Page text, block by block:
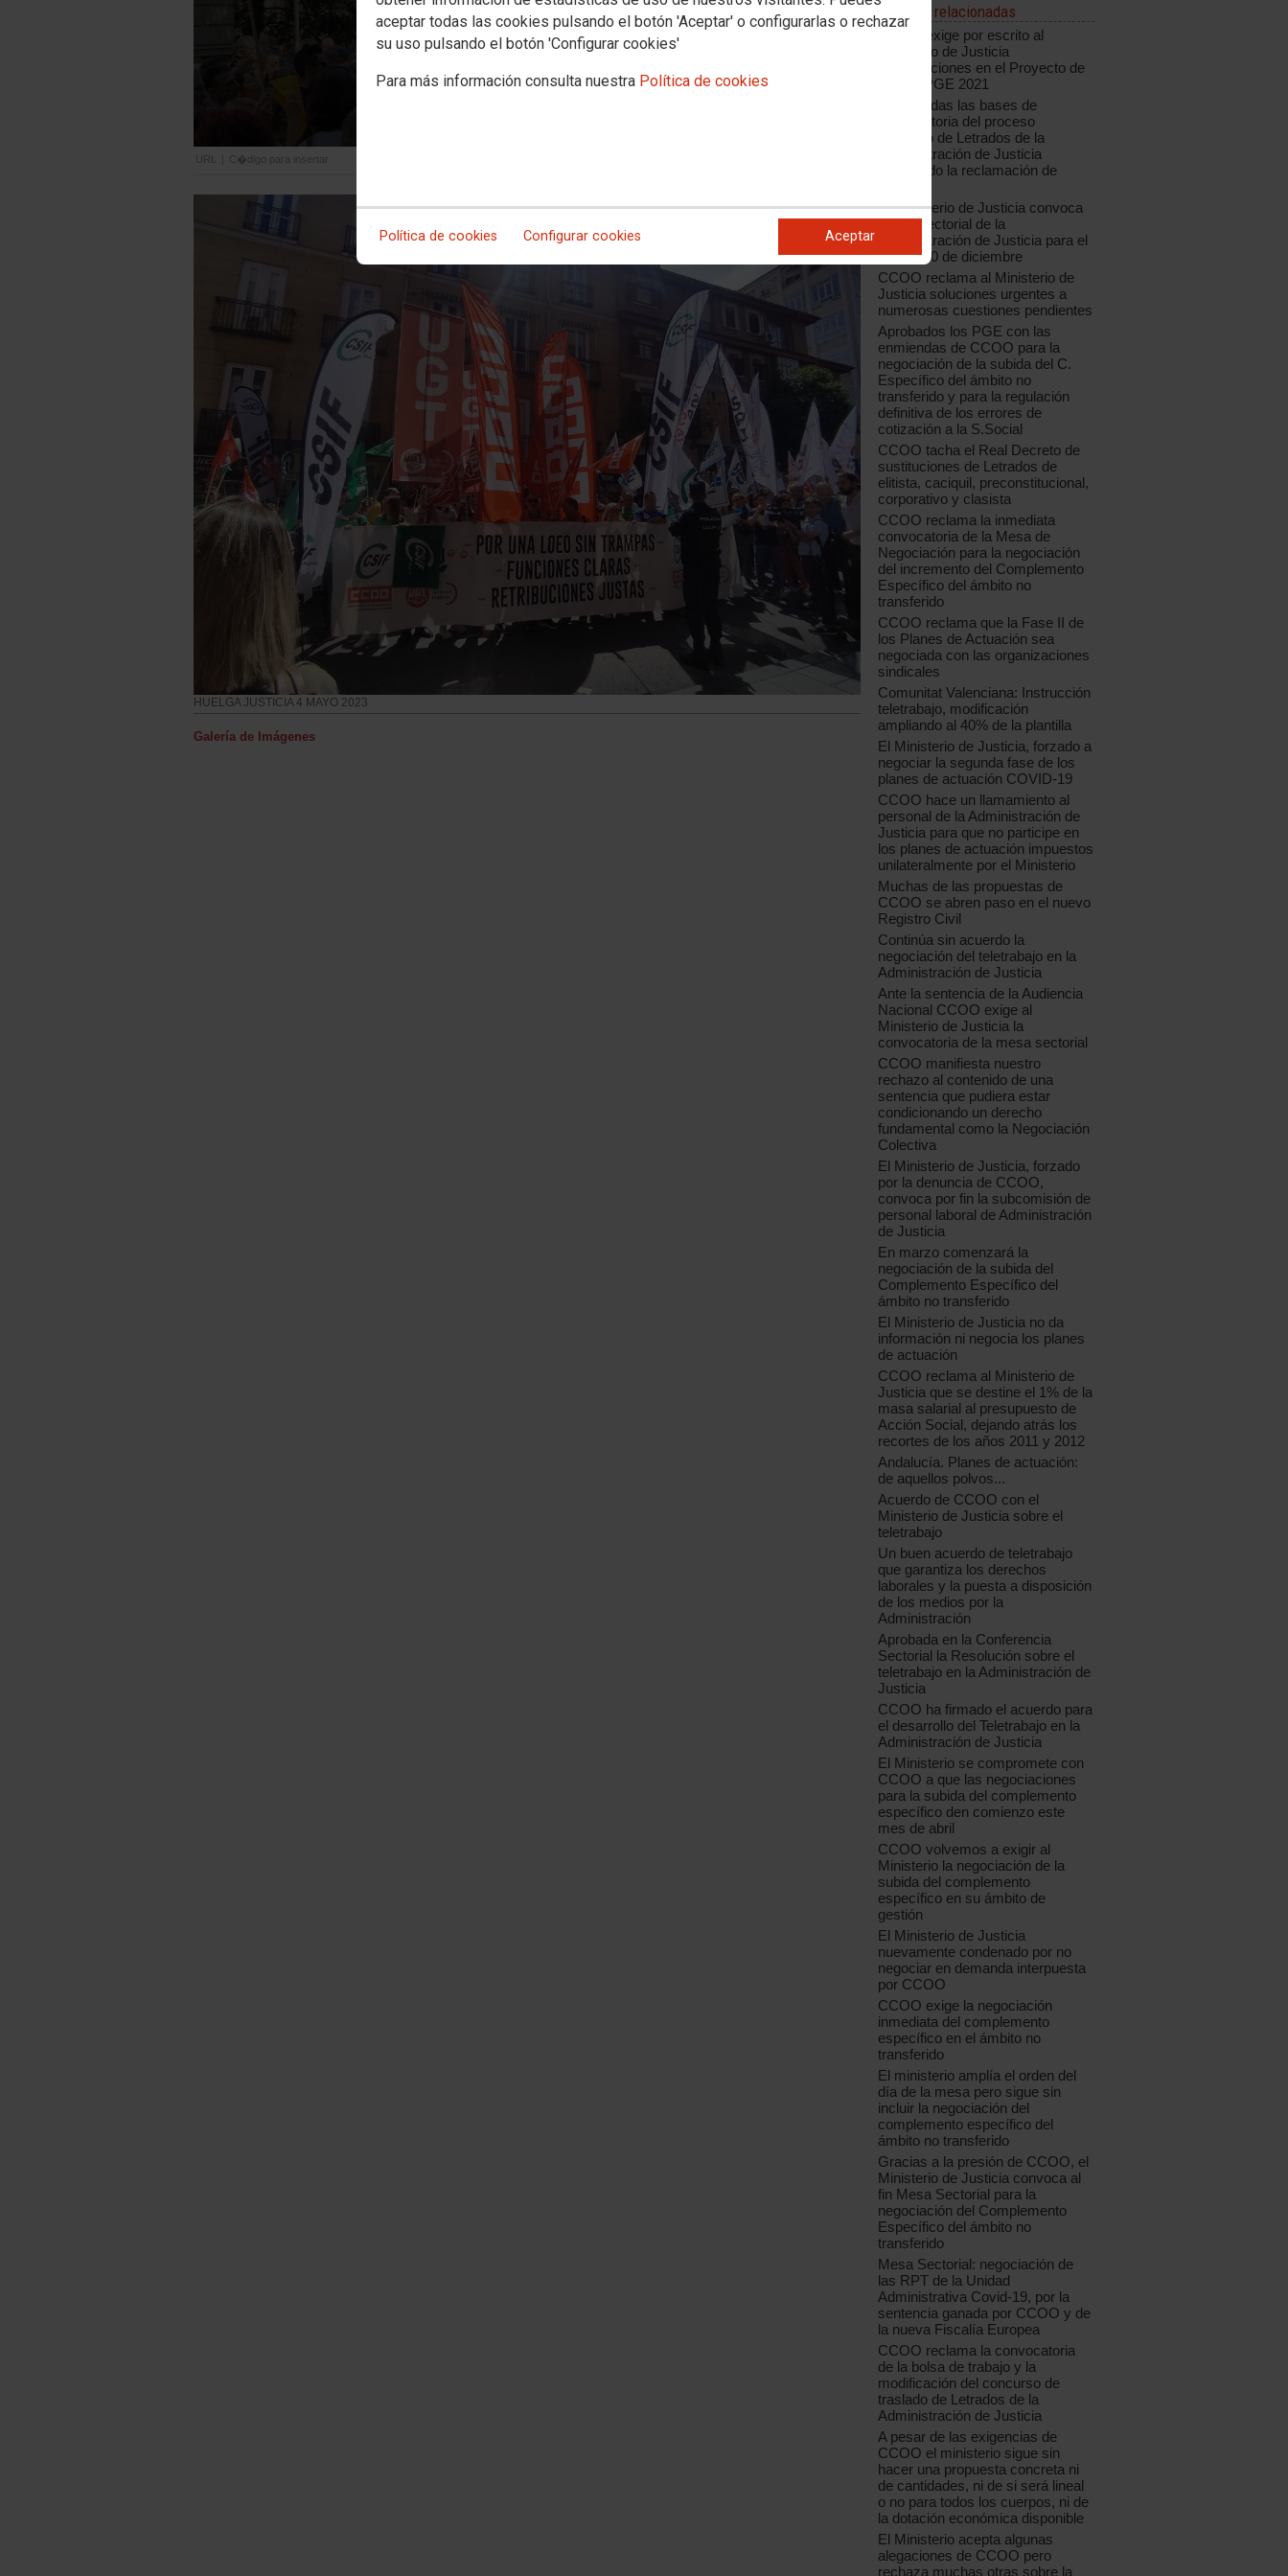
aceptar todas las cookies pulsando el botón 'Aceptar' o configurarlas o rechazar
su uso pulsando el botón 'Configurar cookies'
Para más información consulta nuestra Política de cookies
Política de cookies Configurar cookies Aceptar
URL C�digo para insertar
HUELGA JUSTICIA 4 MAYO 2023
Galería de Imágenes
Noticias relacionadas
CCOO exige por escrito al
Ministerio de Justicia
modificaciones en el Proyecto de
Ley de PGE 2021
Modificadas las bases de
convocatoria del proceso
selectivo de Letrados de la
Administración de Justicia
aceptando la reclamación de
El Ministerio de Justicia convoca
Mesa Sectorial de la
Administración de Justicia para el
jueves 10 de diciembre
CCOO reclama al Ministerio de
Justicia soluciones urgentes a
numerosas cuestiones pendientes
Aprobados los PGE con las
enmiendas de CCOO para la
negociación de la subida del C.
Específico del ámbito no
transferido y para la regulación
definitiva de los errores de
cotización a la S.Social
CCOO tacha el Real Decreto de
sustituciones de Letrados de
elitista, caciquil, preconstitucional,
corporativo y clasista
CCOO reclama la inmediata
convocatoria de la Mesa de
Negociación para la negociación
del incremento del Complemento
Específico del ámbito no
transferido
CCOO reclama que la Fase II de
los Planes de Actuación sea
negociada con las organizaciones
sindicales
Comunitat Valenciana: Instrucción
teletrabajo, modificación
ampliando al 40% de la plantilla
El Ministerio de Justicia, forzado a
negociar la segunda fase de los
planes de actuación COVID-19
CCOO hace un llamamiento al
personal de la Administración de
Justicia para que no participe en
los planes de actuación impuestos
unilateralmente por el Ministerio
Muchas de las propuestas de
CCOO se abren paso en el nuevo
Registro Civil
Continúa sin acuerdo la
negociación del teletrabajo en la
Administración de Justicia
Ante la sentencia de la Audiencia
Nacional CCOO exige al
Ministerio de Justicia la
convocatoria de la mesa sectorial
CCOO manifiesta nuestro
rechazo al contenido de una
sentencia que pudiera estar
condicionando un derecho
fundamental como la Negociación
Colectiva
El Ministerio de Justicia, forzado
por la denuncia de CCOO,
convoca por fin la subcomisión de
personal laboral de Administración
de Justicia
En marzo comenzará la
negociación de la subida del
Complemento Específico del
ámbito no transferido
El Ministerio de Justicia no da
información ni negocia los planes
de actuación
CCOO reclama al Ministerio de
Justicia que se destine el 1% de la
masa salarial al presupuesto de
Acción Social, dejando atrás los
recortes de los años 2011 y 2012
Andalucía. Planes de actuación:
de aquellos polvos...
Acuerdo de CCOO con el
Ministerio de Justicia sobre el
teletrabajo
Un buen acuerdo de teletrabajo
que garantiza los derechos
laborales y la puesta a disposición
de los medios por la
Administración
Aprobada en la Conferencia
Sectorial la Resolución sobre el
teletrabajo en la Administración de
Justicia
CCOO ha firmado el acuerdo para
el desarrollo del Teletrabajo en la
Administración de Justicia
El Ministerio se compromete con
CCOO a que las negociaciones
para la subida del complemento
específico den comienzo este
mes de abril
CCOO volvemos a exigir al
Ministerio la negociación de la
subida del complemento
específico en su ámbito de
gestión
El Ministerio de Justicia
nuevamente condenado por no
negociar en demanda interpuesta
por CCOO
CCOO exige la negociación
inmediata del complemento
específico en el ámbito no
transferido
El ministerio amplía el orden del
día de la mesa pero sigue sin
incluir la negociación del
complemento específico del
ámbito no transferido
Gracias a la presión de CCOO, el
Ministerio de Justicia convoca al
fin Mesa Sectorial para la
negociación del Complemento
Específico del ámbito no
transferido
Mesa Sectorial: negociación de
las RPT de la Unidad
Administrativa Covid-19, por la
sentencia ganada por CCOO y de
la nueva Fiscalía Europea
CCOO reclama la convocatoria
de la bolsa de trabajo y la
modificación del concurso de
traslado de Letrados de la
Administración de Justicia
A pesar de las exigencias de
CCOO el ministerio sigue sin
hacer una propuesta concreta ni
de cantidades, ni de si será lineal
o no para todos los cuerpos, ni de
la dotación económica disponible
El Ministerio acepta algunas
alegaciones de CCOO pero
rechaza muchas otras sobre la